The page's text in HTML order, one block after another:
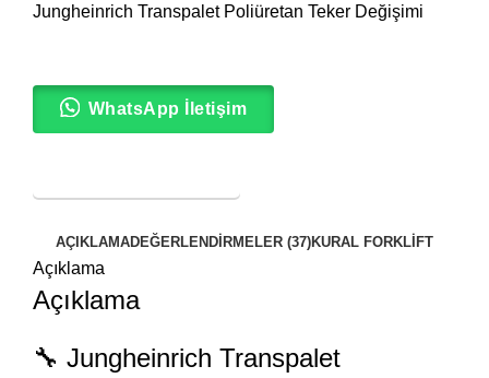
Jungheinrich Transpalet Poliüretan Teker Değişimi
WhatsApp İletişim
AÇIKLAMADEĞERLENDIRMELER (37)KURAL FORKLİFT
Açıklama
Açıklama
🔧 Jungheinrich Transpalet